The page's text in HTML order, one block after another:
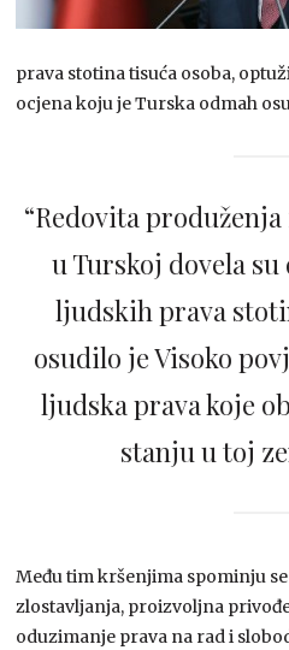
prava stotina tisuća osoba,
ocjena koju je Turska odmah
“Redovita
u Turskoj dovela
ljudskih prava
osudilo je Visoko
ljudska prava koje
stanju u toj
Među tim kršenjima spominju
zlostavljanja, proizvoljna
oduzimanje prava na rad i